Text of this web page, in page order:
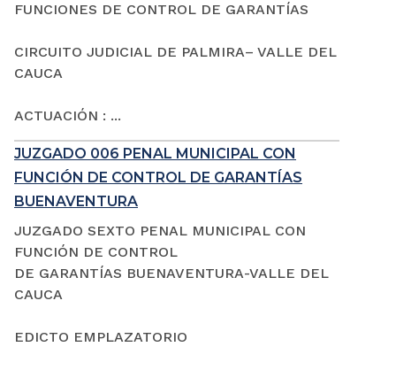
FUNCIONES DE CONTROL DE GARANTÍAS
CIRCUITO JUDICIAL DE PALMIRA– VALLE DEL
CAUCA
ACTUACIÓN : ...
JUZGADO 006 PENAL MUNICIPAL CON
FUNCIÓN DE CONTROL DE GARANTÍAS
BUENAVENTURA
JUZGADO SEXTO PENAL MUNICIPAL CON
FUNCIÓN DE CONTROL
DE GARANTÍAS BUENAVENTURA-VALLE DEL
CAUCA
EDICTO EMPLAZATORIO